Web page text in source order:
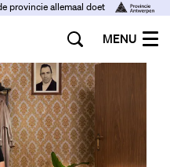
provincie allemaal doet
MENU